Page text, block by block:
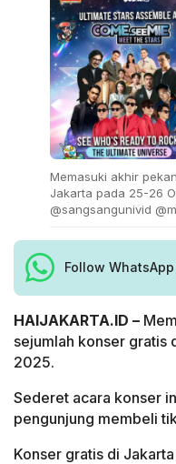
Memasuki akhir
Jakarta pada 25-26
@sangsangunivid
Follow
HAIJAKARTA.ID –
sejumlah konser gratis
2025.
Sederet acara konser
pengunjung membeli
Konser gratis di